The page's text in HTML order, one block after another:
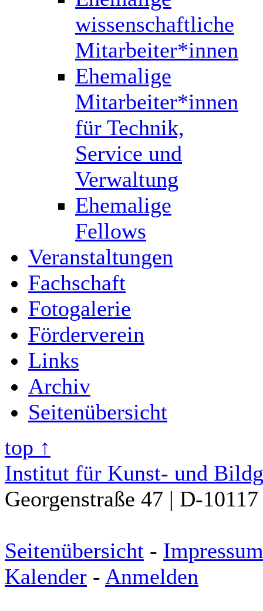
wissenschaftliche
Mitarbeiter*innen
Ehemalige
Mitarbeiter*innen
für Technik,
Service und
Verwaltung
Ehemalige
Fellows
Veranstaltungen
Fachschaft
Fotogalerie
Förderverein
Links
Archiv
Seitenübersicht
top ↑
Institut für Kunst- und
Georgenstraße 47 | D-
Seitenübersicht - Impressum
Kalender - Anmelden